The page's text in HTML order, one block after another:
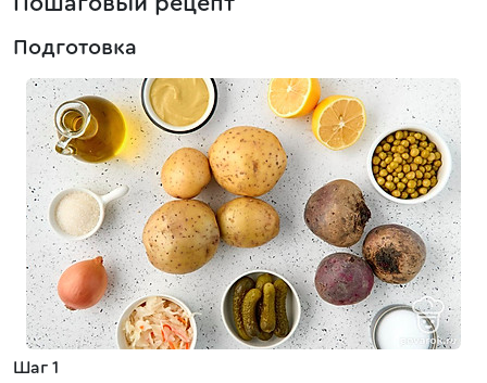
Подготовка
Шаг 1